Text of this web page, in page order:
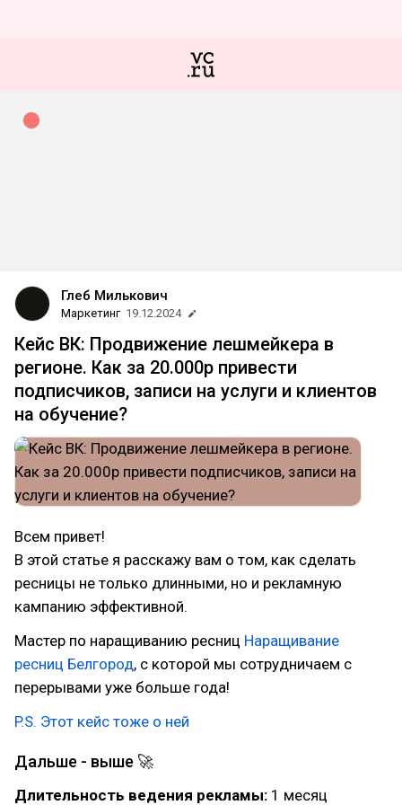
Глеб Милькович
Маркетинг 19.12.2024
Кейс ВК: Продвижение лешмейкера в
регионе. Как за 20.000р привести
подписчиков, записи на услуги и клиентов
на обучение?
Всем привет!
В этой статье я расскажу вам о том, как сделать
ресницы не только длинными, но и рекламную
кампанию эффективной.
Мастер по наращиванию ресниц Наращивание
ресниц Белгород, с которой мы сотрудничаем с
перерывами уже больше года!
P.S. Этот кейс тоже о ней
Дальше - выше 🚀
Длительность ведения рекламы: 1 месяц